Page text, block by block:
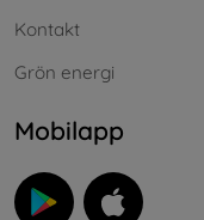
Kontakt
Grön energi
Mobilapp